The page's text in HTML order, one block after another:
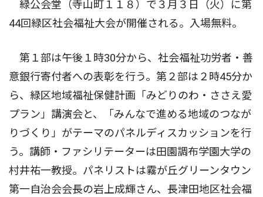
緑公会堂（寺山町１１８）で３月３日（火）に第
44回緑区社会福祉大会が開催される。入場無料。
第１部は午後１時30分から、社会福祉功労者・善
意銀行寄付者への表彰を行う。第２部は２時45分か
ら、緑区地域福祉保健計画「みどりのわ・ささえ愛
プラン」講演会と、「みんなで進める地域のつなが
りづくり」がテーマのパネルディスカッションを行
う。講師・ファシリテーターは田園調布学園大学の
村井祐一教授。パネリストは霧が丘グリーンタウン
第一自治会会長の岩上成輝さん、長津田地区社会福